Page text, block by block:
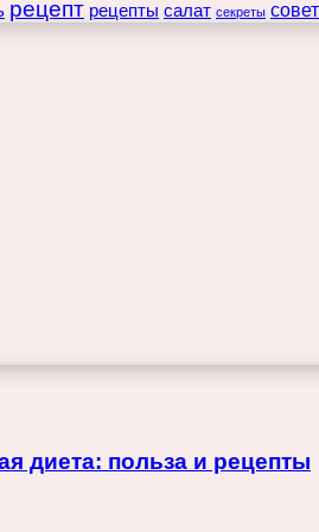
рецепт рецепты салат секреты
диета: польза и рецепты